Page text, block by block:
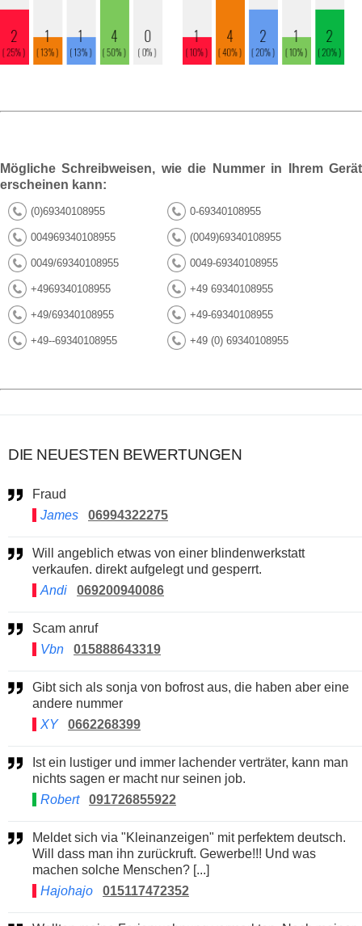
Mögliche Schreibweisen, wie die Nummer in Ihrem Gerät
erscheinen kann:
(0)69340108955 0-69340108955
004969340108955 (0049)69340108955
0049/69340108955 0049-69340108955
+4969340108955 +49 69340108955
+49/69340108955 +49-69340108955
+49--69340108955 +49 (0) 69340108955
DIE NEUESTEN BEWERTUNGEN
Fraud
James
06994322275
Will angeblich etwas von einer blindenwerkstatt
verkaufen. direkt aufgelegt und gesperrt.
Andi
069200940086
Scam anruf
Vbn
015888643319
Gibt sich als sonja von bofrost aus, die haben aber eine
andere nummer
XY
0662268399
nichts sagen er macht nur seinen job.
Robert
091726855922
Meldet sich via "Kleinanzeigen" mit perfektem deutsch.
Will dass man ihn zurückruft. Gewerbe!!! Und was
machen solche Menschen? [...]
Hajohajo
015117472352